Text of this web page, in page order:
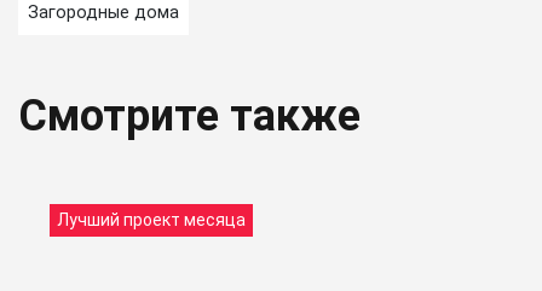
Загородные дома
Смотрите также
Лучший проект месяца